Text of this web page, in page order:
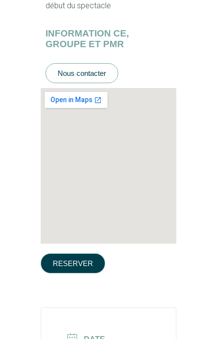
début du spectacle
INFORMATION CE,
GROUPE ET PMR
Nous contacter
RESERVER